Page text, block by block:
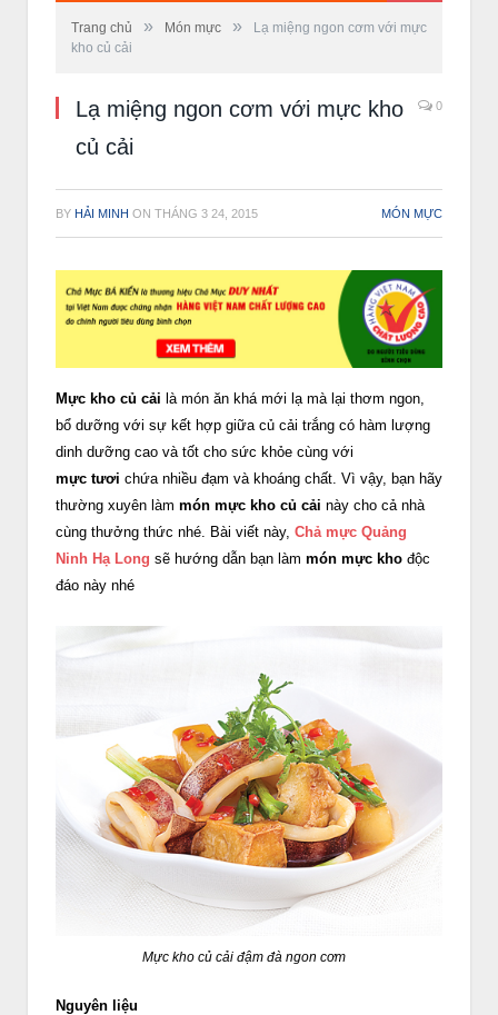
Trang chủ » Món mực »
Lạ miệng ngon cơm với mực
kho củ cải
Lạ miệng ngon cơm với mực kho
củ cải
0
BY HẢI MINH ON THÁNG 3 24, 2015 MÓN MỰC
Mực kho củ cải là món ăn khá mới lạ mà lại thơm ngon,
bổ dưỡng với sự kết hợp giữa củ cải trắng có hàm lượng
dinh dưỡng cao và tốt cho sức khỏe cùng với
mực tươi chứa nhiều đạm và khoáng chất. Vì vậy, bạn hãy
thường xuyên làm món mực kho củ cải này cho cả nhà
cùng thưởng thức nhé. Bài viết này, Chả mực Quảng
Ninh Hạ Long sẽ hướng dẫn bạn làm món mực kho độc
đáo này nhé
Mực kho củ cải đậm đà ngon cơm
Nguyên liệu